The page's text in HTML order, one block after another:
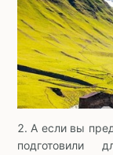
2. А если вы